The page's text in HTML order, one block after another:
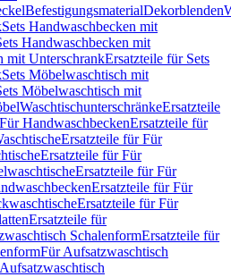
BefestigungsmaterialDekorblenden
Sets Handwaschbecken mit
Handwaschbecken mit
mit UnterschrankErsatzteile für Sets
Sets Möbelwaschtisch mit
Möbelwaschtisch mit
WaschtischunterschränkeErsatzteile
Für HandwaschbeckenErsatzteile für
Ersatzteile für Für
Ersatzteile für Für
Ersatzteile für Für
Ersatzteile für Für
Ersatzteile für Für
Ersatzteile für
SchalenformErsatzteile für
Für Aufsatzwaschtisch